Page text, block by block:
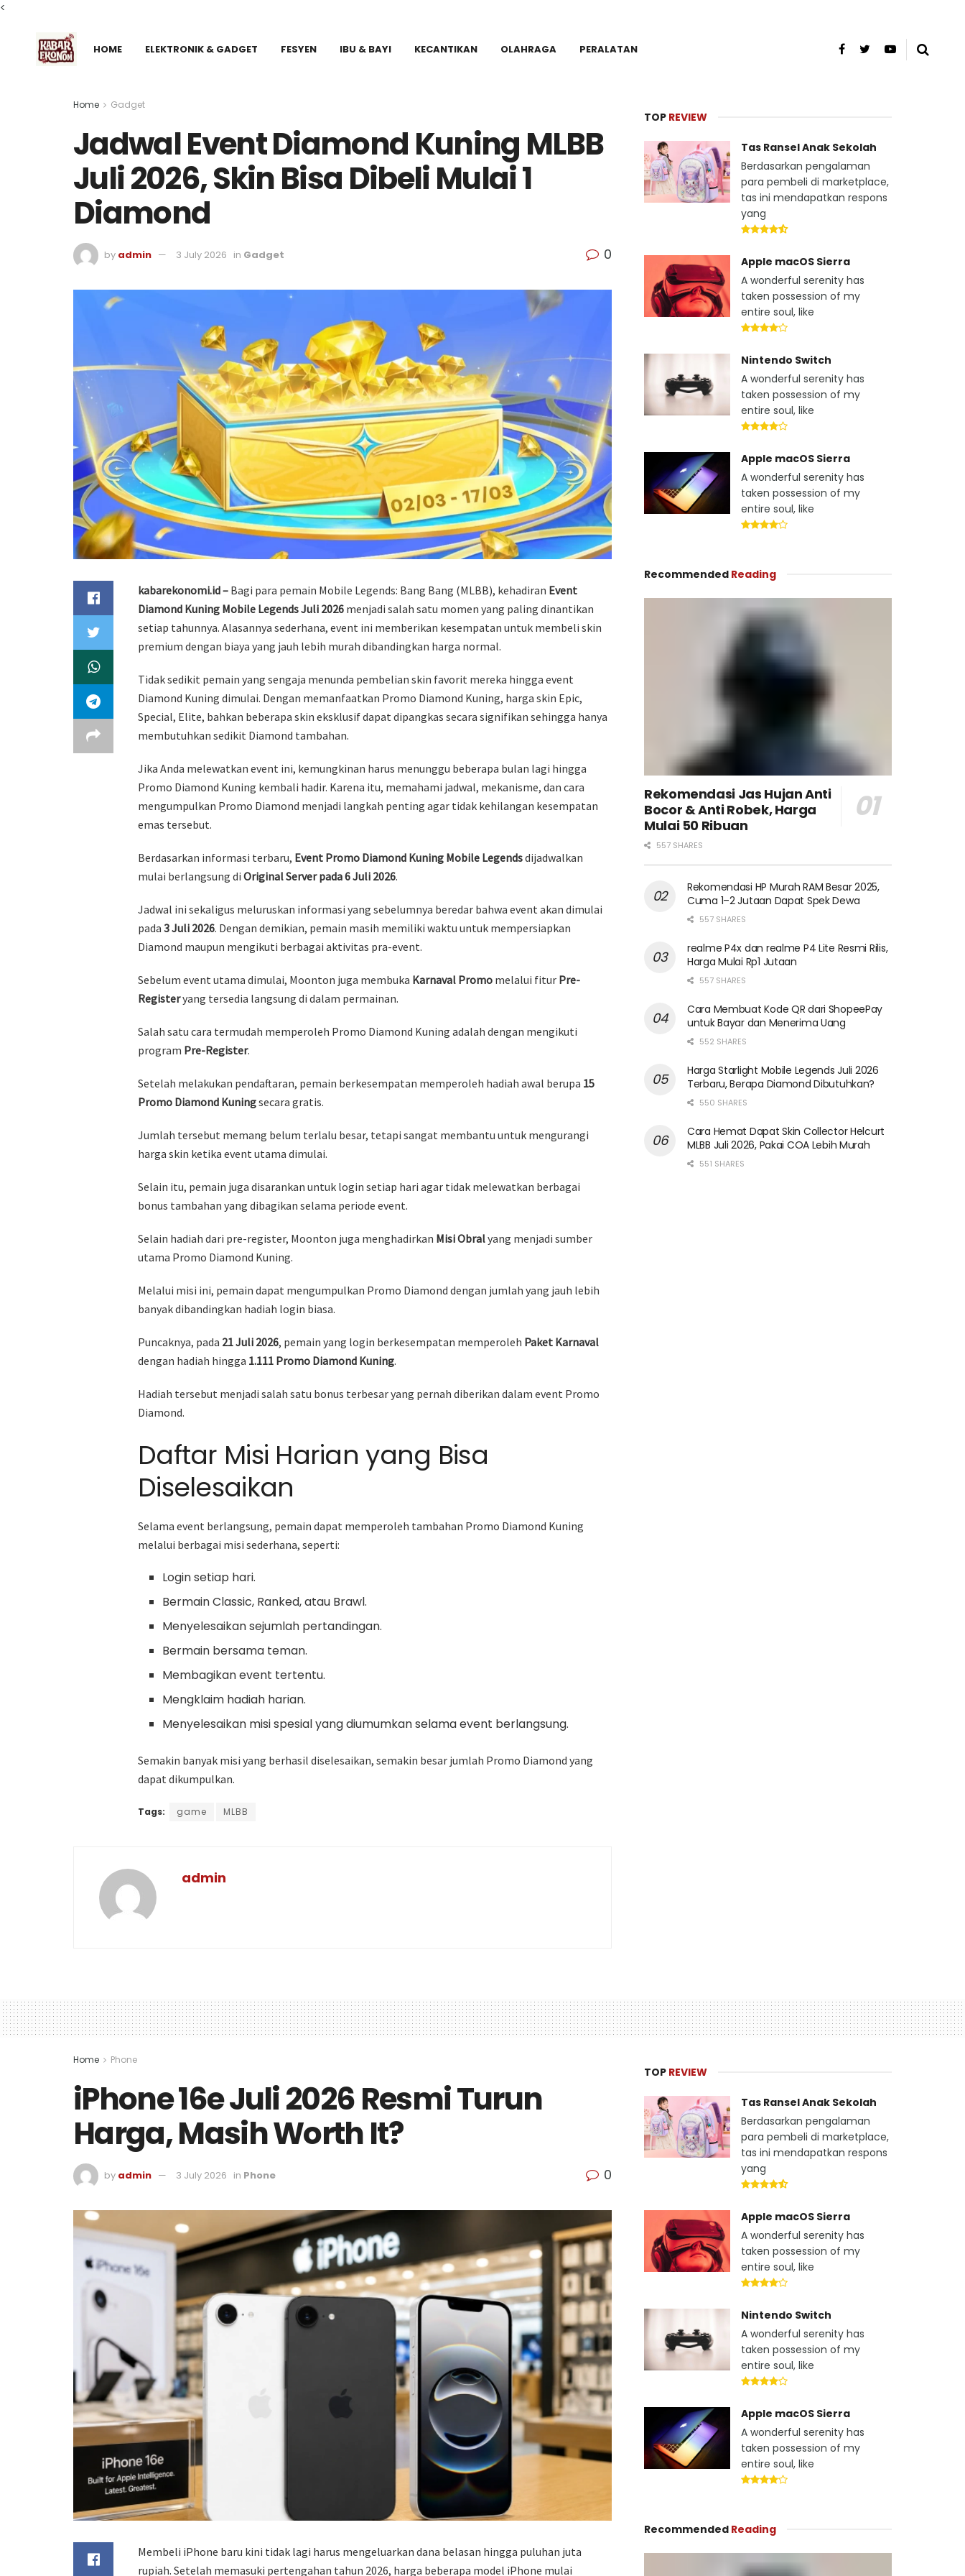
<
HOME ELEKTRONIK & GADGET FESYEN IBU & BAYI KECANTIKAN OLAHRAGA PERALATAN
Home Gadget
Jadwal Event Diamond Kuning MLBB
Juli 2026, Skin Bisa Dibeli Mulai 1
Diamond
by admin 3 July 2026 in Gadget 0
kabarekonomi.id – Bagi para pemain Mobile Legends: Bang Bang (MLBB), kehadiran Event
Diamond Kuning Mobile Legends Juli 2026 menjadi salah satu momen yang paling dinantikan
setiap tahunnya. Alasannya sederhana, event ini memberikan kesempatan untuk membeli skin
premium dengan biaya yang jauh lebih murah dibandingkan harga normal.
Tidak sedikit pemain yang sengaja menunda pembelian skin favorit mereka hingga event
Diamond Kuning dimulai. Dengan memanfaatkan Promo Diamond Kuning, harga skin Epic,
Special, Elite, bahkan beberapa skin eksklusif dapat dipangkas secara signifikan sehingga hanya
membutuhkan sedikit Diamond tambahan.
Jika Anda melewatkan event ini, kemungkinan harus menunggu beberapa bulan lagi hingga
Promo Diamond Kuning kembali hadir. Karena itu, memahami jadwal, mekanisme, dan cara
mengumpulkan Promo Diamond menjadi langkah penting agar tidak kehilangan kesempatan
emas tersebut.
Berdasarkan informasi terbaru, Event Promo Diamond Kuning Mobile Legendsdijadwalkan
mulai berlangsung di Original Server pada 6 Juli 2026.
Jadwal ini sekaligus meluruskan informasi yang sebelumnya beredar bahwa event akan dimulai
pada 3 Juli 2026. Dengan demikian, pemain masih memiliki waktu untuk mempersiapkan
Diamond maupun mengikuti berbagai aktivitas pra-event.
Sebelum event utama dimulai, Moonton juga membuka Karnaval Promo melalui fitur Pre-
Registeryang tersedia langsung di dalam permainan.
Salah satu cara termudah memperoleh Promo Diamond Kuning adalah dengan mengikuti
program Pre-Register.
Setelah melakukan pendaftaran, pemain berkesempatan memperoleh hadiah awal berupa 15
Promo Diamond Kuningsecara gratis.
Jumlah tersebut memang belum terlalu besar, tetapi sangat membantu untuk mengurangi
harga skin ketika event utama dimulai.
Selain itu, pemain juga disarankan untuk login setiap hari agar tidak melewatkan berbagai
bonus tambahan yang dibagikan selama periode event.
Selain hadiah dari pre-register, Moonton juga menghadirkan Misi Obralyang menjadi sumber
utama Promo Diamond Kuning.
Melalui misi ini, pemain dapat mengumpulkan Promo Diamond dengan jumlah yang jauh lebih
banyak dibandingkan hadiah login biasa.
Puncaknya, pada 21 Juli 2026, pemain yang login berkesempatan memperoleh Paket Karnaval
dengan hadiah hingga 1.111 Promo Diamond Kuning.
Hadiah tersebut menjadi salah satu bonus terbesar yang pernah diberikan dalam event Promo
Diamond.
Daftar Misi Harian yang Bisa
Diselesaikan
Selama event berlangsung, pemain dapat memperoleh tambahan Promo Diamond Kuning
melalui berbagai misi sederhana, seperti:
Login setiap hari.
Bermain Classic, Ranked, atau Brawl.
Menyelesaikan sejumlah pertandingan.
Bermain bersama teman.
Membagikan event tertentu.
Mengklaim hadiah harian.
Menyelesaikan misi spesial yang diumumkan selama event berlangsung.
Semakin banyak misi yang berhasil diselesaikan, semakin besar jumlah Promo Diamond yang
dapat dikumpulkan.
Tags: game MLBB
admin
TOP REVIEW
Tas Ransel Anak Sekolah
Berdasarkan pengalaman
para pembeli di marketplace,
tas ini mendapatkan respons
yang
Apple macOS Sierra
A wonderful serenity has
taken possession of my
entire soul, like
Nintendo Switch
A wonderful serenity has
taken possession of my
entire soul, like
Apple macOS Sierra
A wonderful serenity has
taken possession of my
entire soul, like
Recommended Reading
Rekomendasi Jas Hujan Anti
Bocor & Anti Robek, Harga
Mulai 50 Ribuan
557 SHARES
Rekomendasi HP Murah RAM Besar 2025,
Cuma 1–2 Jutaan Dapat Spek Dewa
557 SHARES
realme P4x dan realme P4 Lite Resmi Rilis,
Harga Mulai Rp1 Jutaan
557 SHARES
Cara Membuat Kode QR dari ShopeePay
untuk Bayar dan Menerima Uang
552 SHARES
Harga Starlight Mobile Legends Juli 2026
Terbaru, Berapa Diamond Dibutuhkan?
550 SHARES
Cara Hemat Dapat Skin Collector Helcurt
MLBB Juli 2026, Pakai COA Lebih Murah
551 SHARES
Home Phone
iPhone 16e Juli 2026 Resmi Turun
Harga, Masih Worth It?
by admin 3 July 2026 in Phone 0
Membeli iPhone baru kini tidak lagi harus mengeluarkan dana belasan hingga puluhan juta
rupiah. Setelah memasuki pertengahan tahun 2026, harga beberapa model iPhone mulai
TOP REVIEW
Tas Ransel Anak Sekolah
Berdasarkan pengalaman
para pembeli di marketplace,
tas ini mendapatkan respons
yang
Apple macOS Sierra
A wonderful serenity has
taken possession of my
entire soul, like
Nintendo Switch
A wonderful serenity has
taken possession of my
entire soul, like
Apple macOS Sierra
A wonderful serenity has
taken possession of my
entire soul, like
Recommended Reading